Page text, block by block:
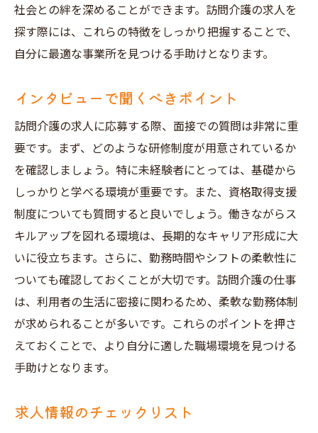
社会との絆を深めることができます。訪問介護の求人を
探す際には、これらの特徴をしっかり把握することで、
自分に最適な事業所を見つける手助けとなります。
インタビューで聞くべきポイント
訪問介護の求人に応募する際、面接での質問は非常に重
要です。まず、どのような研修制度が用意されているか
を確認しましょう。特に未経験者にとっては、基礎から
しっかりと学べる環境が重要です。また、資格取得支援
制度についても質問すると良いでしょう。働きながらス
キルアップを図れる環境は、長期的なキャリア形成に大
いに役立ちます。さらに、勤務時間やシフトの柔軟性に
ついても確認しておくことが大切です。訪問介護の仕事
は、利用者の生活に密接に関わるため、柔軟な勤務体制
が求められることが多いです。これらのポイントを押さ
えておくことで、より自分に適した職場環境を見つける
手助けとなります。
求人情報のチェックリスト